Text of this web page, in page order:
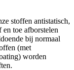
stoffen antistatisch,
toe afborstelen
bij normaal
(met
worden